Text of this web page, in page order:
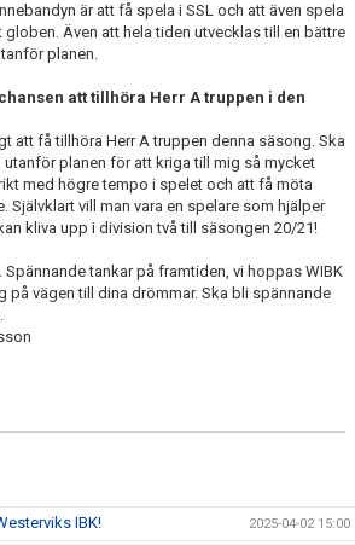
är att få spela i SSL och att även spela
Även att hela tiden utvecklas till en bättre
planen.
att tillhöra Herr A truppen i den
att få tillhöra Herr A truppen denna säsong. Ska
utanför planen för att kriga till mig så mycket
med högre tempo i spelet och att få möta
Självklart vill man vara en spelare som hjälper
kliva upp i division två till säsongen 20/21!
Spännande tankar på framtiden, vi hoppas WIBK
på vägen till dina drömmar. Ska bli spännande
IBK! 2025-04-02 15:00